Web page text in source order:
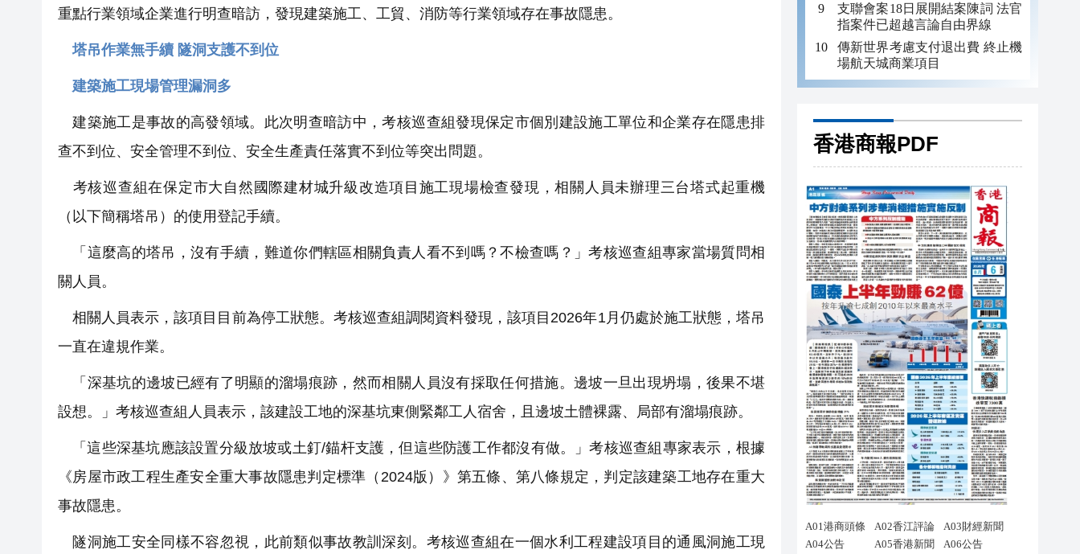
重點行業領域企業進行明查暗訪，發現建築施工、工貿、消防等行業領域存在事故隱患。
塔吊作業無手續 隧洞支護不到位
建築施工現場管理漏洞多
建築施工是事故的高發領域。此次明查暗訪中，考核巡查組發現保定市個別建設施工單位和企業存在隱患排
查不到位、安全管理不到位、安全生產責任落實不到位等突出問題。
考核巡查組在保定市大自然國際建材城升級改造項目施工現場檢查發現，相關人員未辦理三台塔式起重機
（以下簡稱塔吊）的使用登記手續。
「這麼高的塔吊，沒有手續，難道你們轄區相關負責人看不到嗎？不檢查嗎？」考核巡查組專家當場質問相
關人員。
相關人員表示，該項目目前為停工狀態。考核巡查組調閱資料發現，該項目2026年1月仍處於施工狀態，塔吊
一直在違規作業。
「深基坑的邊坡已經有了明顯的溜塌痕跡，然而相關人員沒有採取任何措施。邊坡一旦出現坍塌，後果不堪
設想。」考核巡查組人員表示，該建設工地的深基坑東側緊鄰工人宿舍，且邊坡土體裸露、局部有溜塌痕跡。
「這些深基坑應該設置分級放坡或土釘/錨杆支護，但這些防護工作都沒有做。」考核巡查組專家表示，根據
《房屋市政工程生產安全重大事故隱患判定標準（2024版）》第五條、第八條規定，判定該建築工地存在重大
事故隱患。
隧洞施工安全同樣不容忽視，此前類似事故教訓深刻。考核巡查組在一個水利工程建設項目的通風洞施工現
支聯會案18日展開結案陳詞 法官
指案件已超越言論自由界線
傳新世界考慮支付退出費 終止機
場航天城商業項目
香港商報PDF